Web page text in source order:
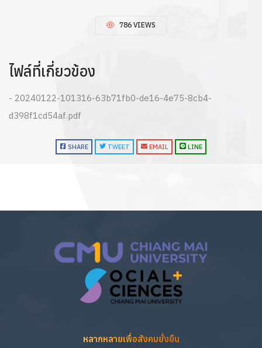
786 VIEWS
ไฟล์ที่เกี่ยวข้อง
- 20240122-101316-63b71fb0-de16-4e75-8cb4-
d398f1cd54af.pdf
SHARE TWEET EMAIL LINE
หลากหลายเพื่อสังคมยั่งยืน